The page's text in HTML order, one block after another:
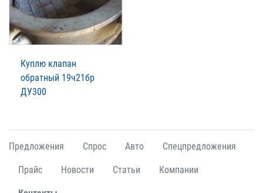
Куплю клапан
обратный 19ч21бр
ДУ300
Предложения Спрос Авто Спецпредложения
Прайс Новости Статьи Компании